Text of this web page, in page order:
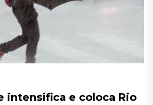
intensifica e coloca Rio